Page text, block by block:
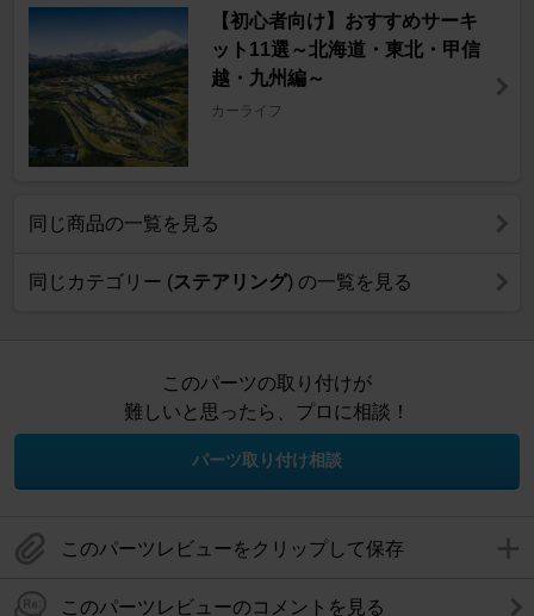
【初心者向け】おすすめサーキ
ット11選～北海道・東北・甲信
越・九州編～
カーライフ
同じ商品の一覧を見る
同じカテゴリー (ステアリング) の一覧を見る
このパーツの取り付けが
難しいと思ったら、プロに相談！
パーツ取り付け相談
このパーツレビューをクリップして保存
このパーツレビューのコメントを見る